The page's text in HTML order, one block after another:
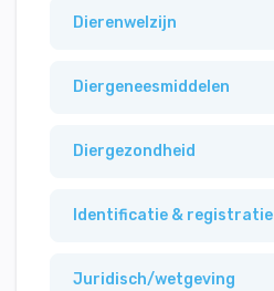
Dierenwelzijn
Diergeneesmiddelen
Diergezondheid
Identificatie & registratie
Juridisch/wetgeving